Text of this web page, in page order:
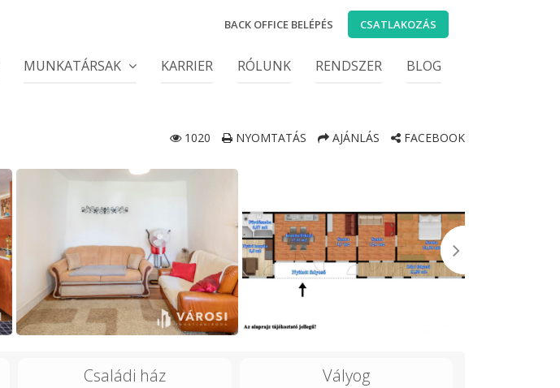
BACK OFFICE BELÉPÉS CSATLAKOZÁS
MUNKATÁRSAK KARRIER RÓLUNK RENDSZER BLOG
1020 NYOMTATÁS AJÁNLÁS FACEBOOK
Családi ház Vályog